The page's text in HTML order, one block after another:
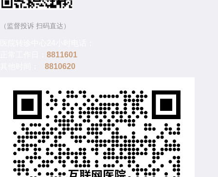
（监督投诉 扫码直达）
8811601
8810620